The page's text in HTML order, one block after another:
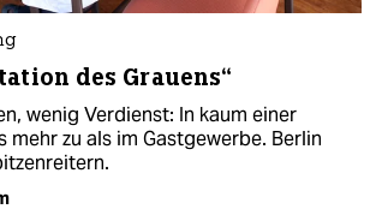
des Grauens“
wenig Verdienst: In kaum einer
mehr zu als im Gastgewerbe. Berlin